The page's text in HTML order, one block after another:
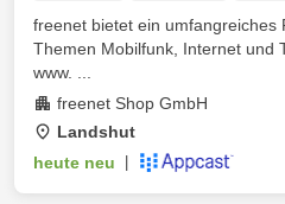
freenet bietet ein umfangreiches
Themen Mobilfunk, Internet und
www. ...
freenet Shop GmbH
Landshut
heute neu